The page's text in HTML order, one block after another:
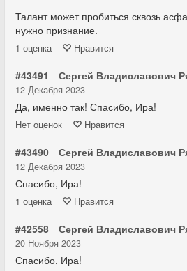
Талант может пробиться сквозь
нужно признание.
1 оценка Нравится
#43491 Сергей Владиславович
12 Декабря 2023
Да, именно так! Спасибо, Ира!
Нет оценок Нравится
#43490 Сергей Владиславович
12 Декабря 2023
Спасибо, Ира!
1 оценка Нравится
#42558 Сергей Владиславович
20 Ноября 2023
Спасибо, Ира!